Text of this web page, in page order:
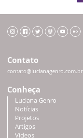
Contato
contato@lucianagenro.com.br
Conheça
Luciana Genro
Notícias
Projetos
Artigos
Vídeos